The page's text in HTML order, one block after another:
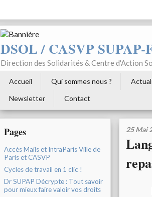
DSOL / CASVP SUPAP-
Direction des Solidarités & Centre d'Action
Accueil Qui sommes nous ?
Newsletter
Contact
Pages
Accès Mails et IntraParis Ville de
Paris et CASVP
Cycles de travail en 1 clic !
Dr SUPAP Décrypte : Tout savoir
pour mieux faire valoir vos droits
25 Mai